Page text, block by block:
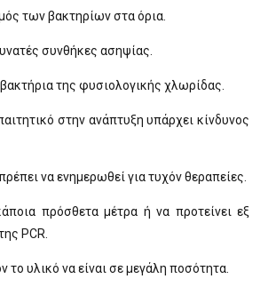
των βακτηρίων στα όρια.
συνθήκες ασηψίας.
της φυσιολογικής χλωρίδας.
στην ανάπτυξη υπάρχει κίνδυνος
να ενημερωθεί για τυχόν θεραπείες.
πρόσθετα μέτρα ή να προτείνει εξ
PCR.
το υλικό να είναι σε μεγάλη ποσότητα.